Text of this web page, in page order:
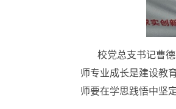
校党总支书记曹德
师专业成长是建设教
师要在学思践悟中坚